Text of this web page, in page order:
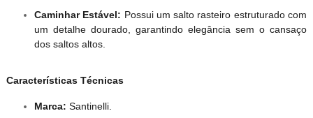
Caminhar Estável: Possui um salto rasteiro estruturado com
um detalhe dourado, garantindo elegância sem o cansaço
dos saltos altos.
Características Técnicas
Marca: Santinelli.